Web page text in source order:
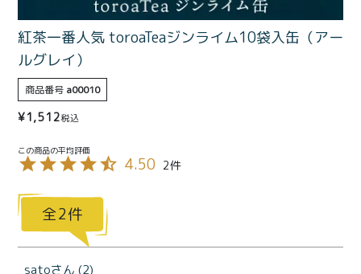
プライバシーポリシー
特定商取引法に基づく表記
紅茶一番人気 toroaTeaジンライム10袋入缶（アー
ルグレイ）
商品番号 a00010
¥1,512税込
4.50 2
2
sato 2